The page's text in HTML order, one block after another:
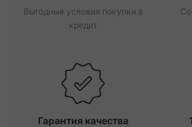
Выгодные условия покупки в
кредит
Гарантия качества